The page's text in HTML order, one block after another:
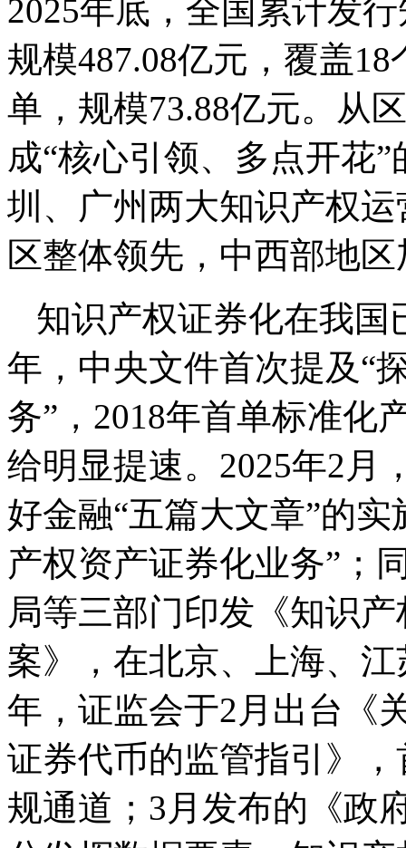
2025年底，全国累计发
规模487.08亿元，覆盖
单，规模73.88亿元。从
成“核心引领、多点开花
圳、广州两大知识产权
区整体领先，中西部地
知识产权证券化在我国
年，中央文件首次提及“
务”，2018年首单标准化
给明显提速。2025年2月
好金融“五篇大文章”的
产权资产证券化业务”；
局等三部门印发《知识
案》，在北京、上海、
年，证监会于2月出台《
证券代币的监管指引》
规通道；3月发布的《政